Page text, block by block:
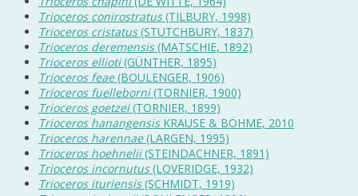
Trioceros conirostratus(TILBURY, 1998)
Trioceros cristatus(STUTCHBURY, 1837)
Trioceros deremensis(MATSCHIE, 1892)
Trioceros ellioti(GÜNTHER, 1895)
Trioceros feae(BOULENGER, 1906)
Trioceros fuelleborni(TORNIER, 1900)
Trioceros goetzei(TORNIER, 1899)
Trioceros hanangensisKRAUSE & BÖHME, 2010
Trioceros harennae(LARGEN, 1995)
Trioceros hoehnelii(STEINDACHNER, 1891)
Trioceros incornutus(LOVERIDGE, 1932)
Trioceros ituriensis(SCHMIDT, 1919)